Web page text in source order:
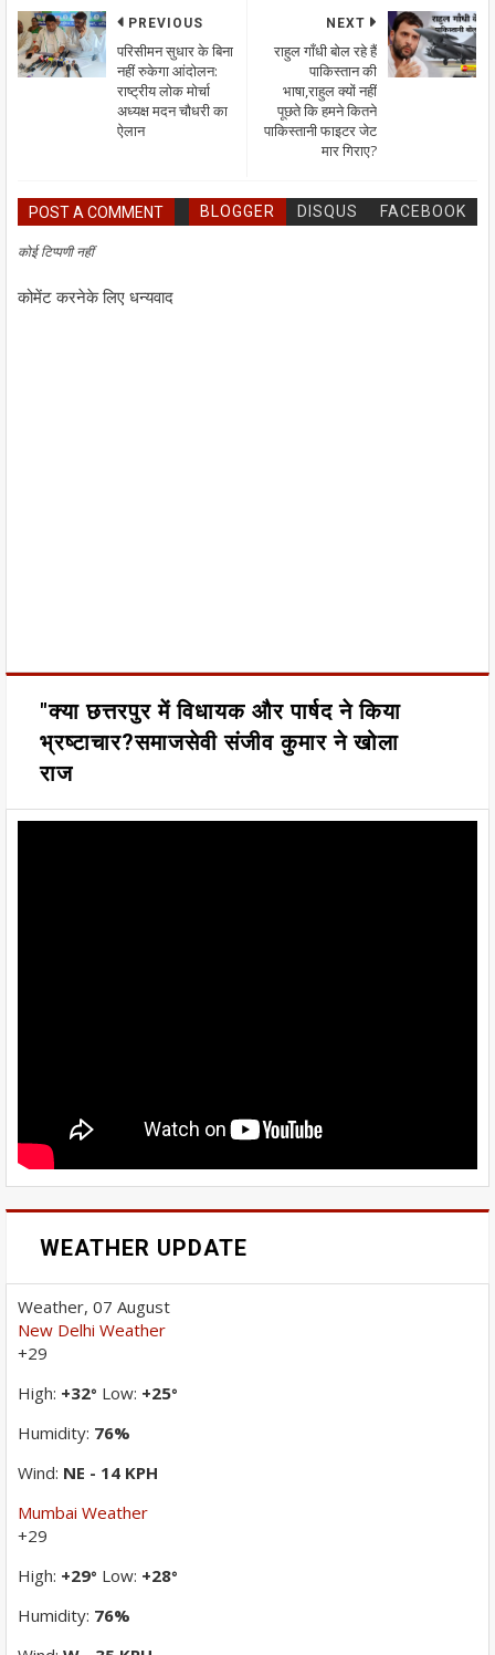
NEXT
राहुल गाँधी बोल रहे हैं
पाकिस्तान की
भाषा,राहुल क्यों नहीं
पूछते कि हमने कितने
पाकिस्तानी फाइटर जेट
मार गिराए?
PREVIOUS
परिसीमन सुधार के बिना
नहीं रुकेगा आंदोलन:
राष्ट्रीय लोक मोर्चा
अध्यक्ष मदन चौधरी का
ऐलान
POST A COMMENT BLOGGER DISQUS FACEBOOK
कोई टिप्पणी नहीं
कोमेंट करनेके लिए धन्यवाद
"क्या छत्तरपुर में विधायक और पार्षद ने किया
भ्रष्टाचार?समाजसेवी संजीव कुमार ने खोला
राज
WEATHER UPDATE
Weather, 07 August
New Delhi Weather
+29
High: +32° Low: +25°
Humidity: 76%
Wind: NE - 14 KPH
Mumbai Weather
+29
High: +29° Low: +28°
Humidity: 76%